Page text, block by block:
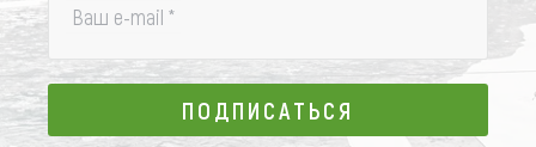
Ваш e-mail *
ПОДПИСАТЬСЯ